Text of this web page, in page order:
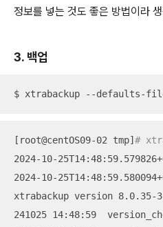
정보를 넣는 것도 좋은 방법이라
3. 백업
$ xtrabackup --defaults-
[root@centOS09-02 tmp] #
2024-10-
2024-10-
xtrabackup version 8.0.35-
241025 14:48:59